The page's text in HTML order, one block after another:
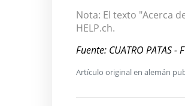
Nota: El texto "Acerca
HELP.ch.
Fuente: CUATRO PATAS
Artículo original en alemán